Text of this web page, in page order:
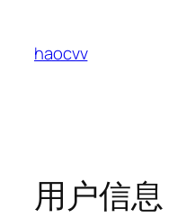
haocvv
用户信息